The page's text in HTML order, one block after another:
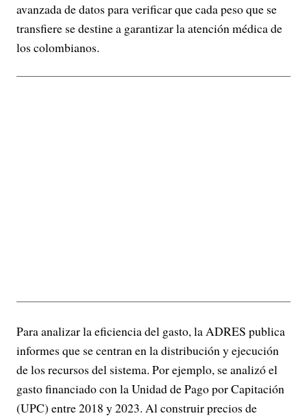
avanzada de datos para verificar que cada peso que se
transfiere se destine a garantizar la atención médica de
los colombianos.
Para analizar la eficiencia del gasto, la ADRES publica
informes que se centran en la distribución y ejecución
de los recursos del sistema. Por ejemplo, se analizó el
gasto financiado con la Unidad de Pago por Capitación
(UPC) entre 2018 y 2023. Al construir precios de